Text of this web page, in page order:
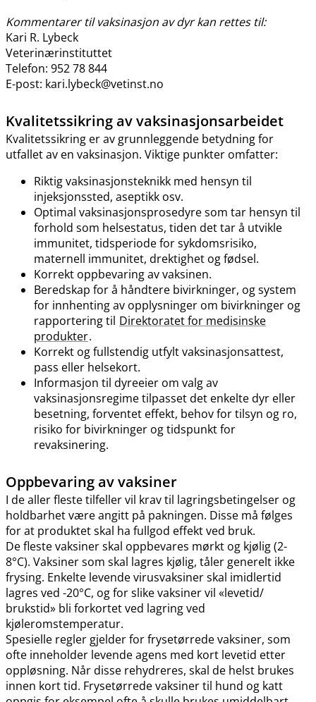
Kommentarer til vaksinasjon av dyr kan rettes til:
Kari R. Lybeck
Veterinærinstituttet
Telefon: 952 78 844
E-post: kari.lybeck@vetinst.no
Kvalitetssikring av vaksinasjonsarbeidet
Kvalitetssikring er av grunnleggende betydning for
utfallet av en vaksinasjon. Viktige punkter omfatter:
Riktig vaksinasjonsteknikk med hensyn til
injeksjonssted, aseptikk osv.
Optimal vaksinasjonsprosedyre som tar hensyn til
forhold som helsestatus, tiden det tar å utvikle
immunitet, tidsperiode for sykdomsrisiko,
maternell immunitet, drektighet og fødsel.
Korrekt oppbevaring av vaksinen.
Beredskap for å håndtere bivirkninger, og system
for innhenting av opplysninger om bivirkninger og
rapportering til Direktoratet for medisinske
produkter.
Korrekt og fullstendig utfylt vaksinasjonsattest,
pass eller helsekort.
Informasjon til dyreeier om valg av
vaksinasjonsregime tilpasset det enkelte dyr eller
besetning, forventet effekt, behov for tilsyn og ro,
risiko for bivirkninger og tidspunkt for
revaksinering.
Oppbevaring av vaksiner
I de aller fleste tilfeller vil krav til lagringsbetingelser og
holdbarhet være angitt på pakningen. Disse må følges
for at produktet skal ha fullgod effekt ved bruk.
De fleste vaksiner skal oppbevares mørkt og kjølig (2-
8°C). Vaksiner som skal lagres kjølig, tåler generelt ikke
frysing. Enkelte levende virusvaksiner skal imidlertid
lagres ved -20°C, og for slike vaksiner vil «levetid​/​
brukstid» bli forkortet ved lagring ved
kjøleromstemperatur.
Spesielle regler gjelder for frysetørrede vaksiner, som
ofte inneholder levende agens med kort levetid etter
oppløsning. Når disse rehydreres, skal de helst brukes
innen kort tid. Frysetørrede vaksiner til hund og katt